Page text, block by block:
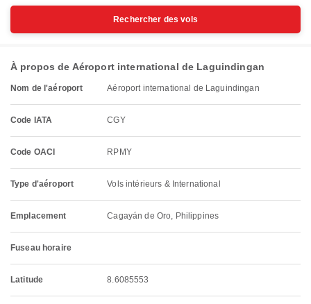
Rechercher des vols
À propos de Aéroport international de Laguindingan
Nom de l'aéroport Aéroport international de Laguindingan
Code IATA CGY
Code OACI RPMY
Type d'aéroport Vols intérieurs & International
Emplacement Cagayán de Oro, Philippines
Fuseau horaire
Latitude 8.6085553